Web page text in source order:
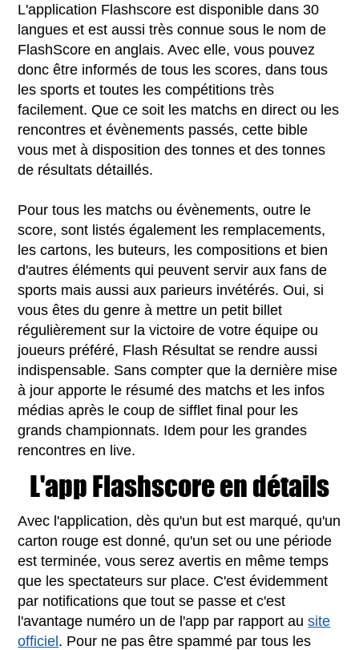
L'application Flashscore est disponible dans 30
langues et est aussi très connue sous le nom de
FlashScore en anglais. Avec elle, vous pouvez
donc être informés de tous les scores, dans tous
les sports et toutes les compétitions très
facilement. Que ce soit les matchs en direct ou les
rencontres et évènements passés, cette bible
vous met à disposition des tonnes et des tonnes
de résultats détaillés.
Pour tous les matchs ou évènements, outre le
score, sont listés également les remplacements,
les cartons, les buteurs, les compositions et bien
d'autres éléments qui peuvent servir aux fans de
sports mais aussi aux parieurs invétérés. Oui, si
vous êtes du genre à mettre un petit billet
régulièrement sur la victoire de votre équipe ou
joueurs préféré, Flash Résultat se rendre aussi
indispensable. Sans compter que la dernière mise
à jour apporte le résumé des matchs et les infos
médias après le coup de sifflet final pour les
grands championnats. Idem pour les grandes
rencontres en live.
L'app Flashscore en détails
Avec l'application, dès qu'un but est marqué, qu'un
carton rouge est donné, qu'un set ou une période
est terminée, vous serez avertis en même temps
que les spectateurs sur place. C'est évidemment
par notifications que tout se passe et c'est
l'avantage numéro un de l'app par rapport ausite
officiel. Pour ne pas être spammé par tous les